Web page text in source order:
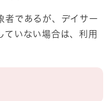
であるが、デイサー
ていない場合は、利用